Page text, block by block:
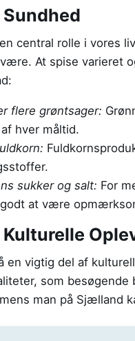
central rolle i vores
At spise varieret
flere grøntsager:
hver måltid.
sukker og salt: For
at være
Kulturelle
en vigtig del af
som
man på Sjælland